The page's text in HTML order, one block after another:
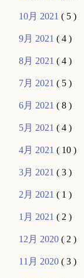
10月 2021( 5 )
9月 2021( 4 )
8月 2021( 4 )
7月 2021( 5 )
6月 2021( 8 )
5月 2021( 4 )
4月 2021( 10 )
3月 2021( 3 )
2月 2021( 1 )
1月 2021( 2 )
12月 2020( 2 )
11月 2020( 3 )